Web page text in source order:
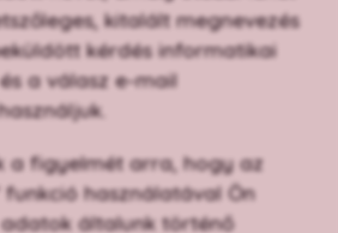
kitalált megnevezés
kérdés informatikai
a válasz e-mail
a figyelmét arra, hogy az
használatával Ön
általunk történő